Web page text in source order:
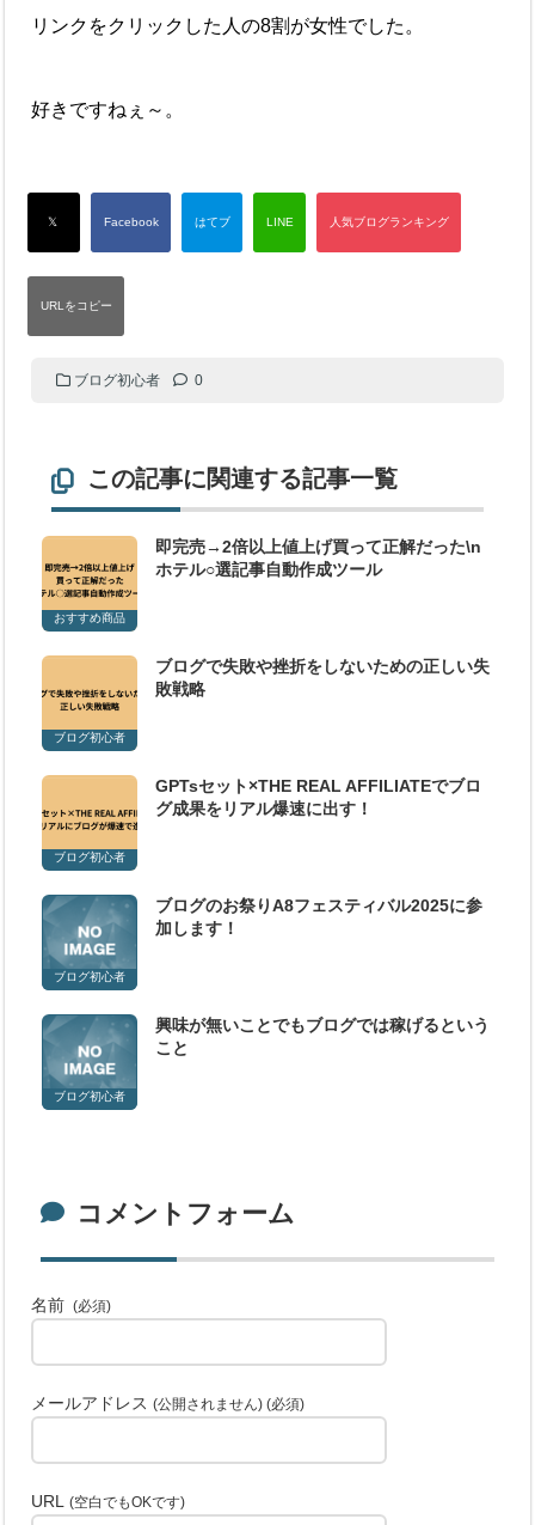
リンクをクリックした人の8割が女性でした。
好きですねぇ～。
ブログ初心者 0
この記事に関連する記事一覧
おすすめ商品
即完売→2倍以上値上げ買って正解だった\n
ホテル○選記事自動作成ツール
ブログ初心者
ブログで失敗や挫折をしないための正しい失
敗戦略
ブログ初心者
GPTsセット×THE REAL AFFILIATEでブロ
グ成果をリアル爆速に出す！
ブログ初心者
ブログのお祭りA8フェスティバル2025に参
加します！
ブログ初心者
興味が無いことでもブログでは稼げるという
こと
コメントフォーム
名前 (必須)
メールアドレス(公開されません) (必須)
URL(空白でもOKです)